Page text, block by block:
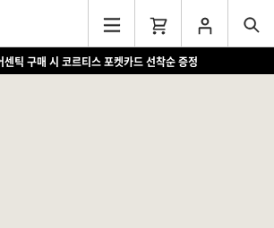
틱 구매 시 코르티스 포켓카드 선착순 증정